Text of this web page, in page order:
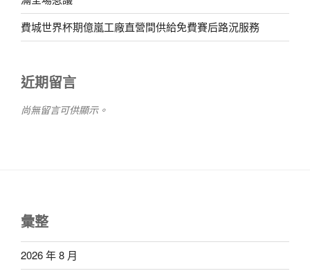
費城世界杯期億嵐工廠直營間供給免費賽后路況服務
近期留言
尚無留言可供顯示。
彙整
2026 年 8 月